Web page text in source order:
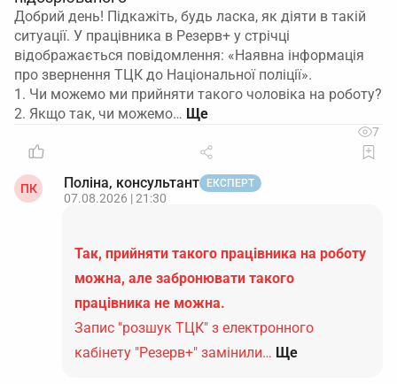
Добрий день! Підкажіть, будь ласка, як діяти в такій
ситуації. У працівника в Резерв+ у стрічці
відображається повідомлення: «Наявна інформація
про звернення ТЦК до Національної поліції».
1. Чи можемо ми прийняти такого чоловіка на роботу?
2. Якщо так, чи можемо…
7
ПК Поліна, консультант ЕКСПЕРТ
07.08.2026 | 21:30
Так, прийняти такого працівника на роботу
можна, але забронювати такого
працівника не можна.
Запис "розшук ТЦК" з електронного
кабінету "Резерв+" замінили… Ще